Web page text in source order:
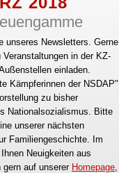
unseres Newsletters. Gerne
in der KZ-
einladen.
Kämpferinnen der NSDAP"
zu bisher
Nationalsozialismus. Bitte
unserer nächsten
Familiengeschichte. Im
Neuigkeiten aus
gern auf unserer Homepage,